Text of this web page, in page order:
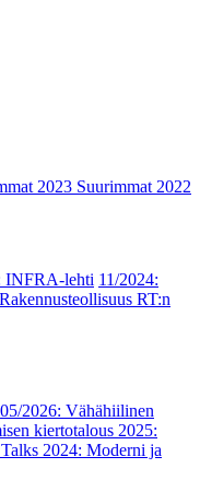
2023 Suurimmat 2022
INFRA-lehti 11/2024:
RT:n
05/2026: Vähähiilinen
kiertotalous 2025:
2024: Moderni ja